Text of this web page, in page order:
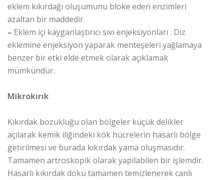
eklem kıkırdağı oluşumunu bloke eden enzimleri
azaltan bir maddedir.
– Eklem içi kayganlaştırıcı sıvı enjeksiyonları . Diz
eklemine enjeksiyon yaparak menteşeleri yağlamaya
benzer bir etki elde etmek olarak açıklamak
mümkündür.
Mikrokırık
Kıkırdak bozukluğu olan bölgeler küçük delikler
açılarak kemik iliğindeki kök hücrelerin hasarlı bölge
getirilmesi ve burada kıkırdak yama oluşmasıdır.
Tamamen artroskopik olarak yapılabilen bir işlemdir.
Hasarlı kıkırdak doku tamamen temizlenerek canlı